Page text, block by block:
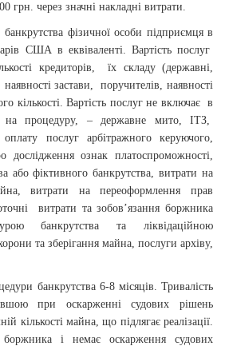
грн. через значні накладні витрати.
банкрутства фізичної особи підприємця в
США в еквіваленті. Вартість послуг
кредиторів, їх складу (державні,
застави, поручителів, наявності
кількості. Вартість послуг не включає в
на процедуру, – державне мито, ІТЗ,
послуг арбітражного керуючого,
дослідження ознак платоспроможності,
або фіктивного банкрутства, витрати на
витрати на переоформлення прав
витрати та зобов’язання боржника
банкрутства та ліквідаційною
та зберігання майна, послуги архіву,
банкрутства 6-8 місяців. Тривалість
при оскарженні судових рішень
кількості майна, що підлягає реалізації.
і немає оскарження судових